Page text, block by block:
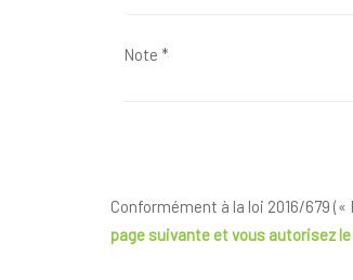
Conformément à la loi 2016/679
page suivanteet vous autorisez